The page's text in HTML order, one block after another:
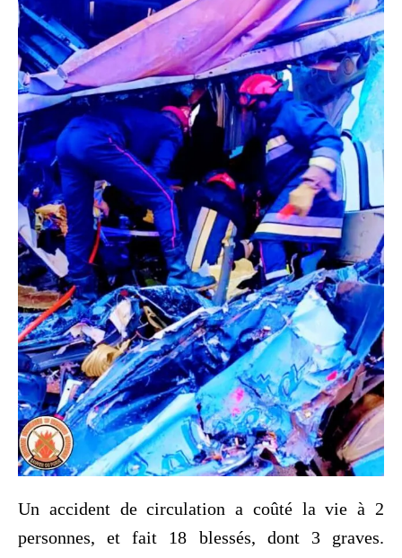
Un accident de circulation a coûté la vie à 2
personnes, et fait 18 blessés, dont 3 graves.